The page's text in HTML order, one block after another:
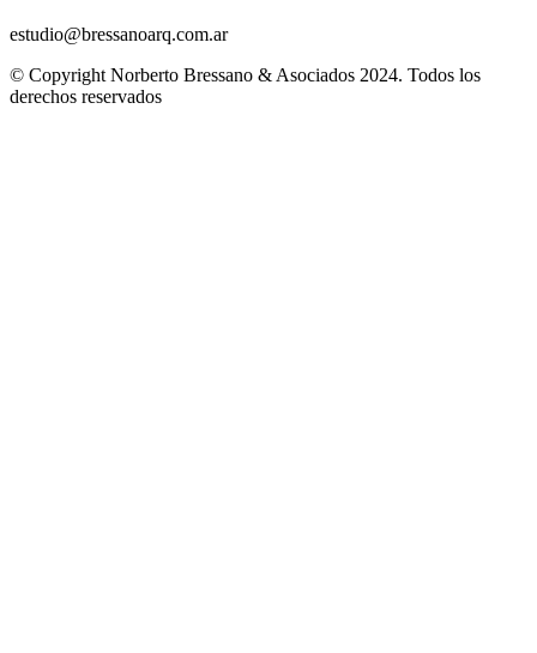
estudio@bressanoarq.com.ar
© Copyright Norberto Bressano & Asociados 2024. Todos los
derechos reservados